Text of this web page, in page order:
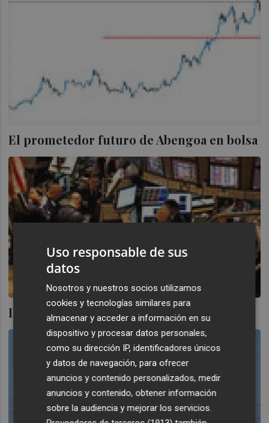
El prometedor futuro de Abengoa en bolsa
La filial de Abengoa, rumbo a Wall Street
Uso responsable de sus
datos
Nosotros y nuestros socios utilizamos
cookies y tecnologías similares para
almacenar y acceder a información en su
dispositivo y procesar datos personales,
como su dirección IP, identificadores únicos
y datos de navegación, para ofrecer
anuncios y contenido personalizados, medir
anuncios y contenido, obtener información
sobre la audiencia y mejorar los servicios.